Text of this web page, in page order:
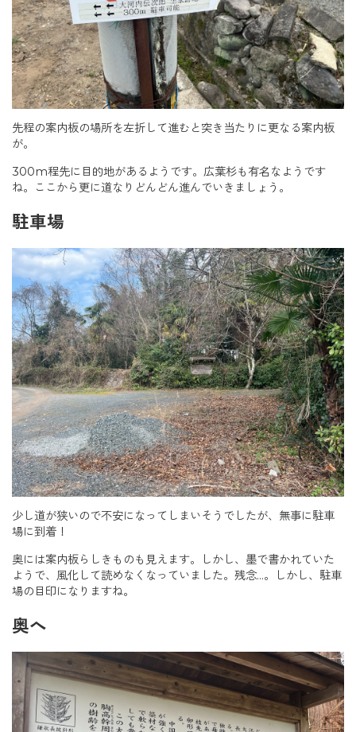
先程の案内板の場所を左折して進むと突き当たりに更なる案内板
が。
300m程先に目的地があるようです。広葉杉も有名なようです
ね。ここから更に道なりどんどん進んでいきましょう。
駐車場
少し道が狭いので不安になってしまいそうでしたが、無事に駐車
場に到着！
奥には案内板らしきものも見えます。しかし、墨で書かれていた
ようで、風化して読めなくなっていました。残念…。しかし、駐車
場の目印になりますね。
奥へ